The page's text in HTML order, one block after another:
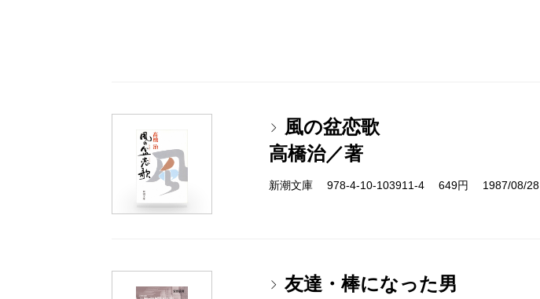
風の盆恋歌
高橋治／著
新潮文庫 978-4-10-103911-4 649円 1987/08/28
友達・棒になった男